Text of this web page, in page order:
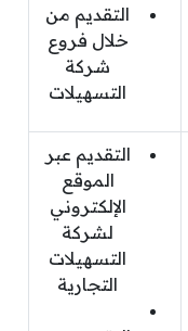
التقديم من
خلال فروع
شركة
التسهيلات
التقديم عبر
الموقع
الإلكتروني
لشركة
التسهيلات
التجارية